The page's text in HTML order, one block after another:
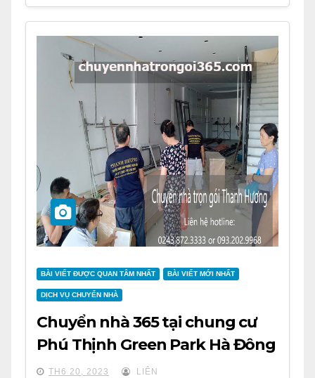
BÀI VIẾT ĐƯỢC QUAN TÂM NHẤT BÀI VIẾT MỚI NHẤT
DỊCH VỤ CHUYỂN NHÀ
Chuyển nhà 365 tại chung cư
Phú Thịnh Green Park Hà Đông
TH6 20, 2023 LIÊN